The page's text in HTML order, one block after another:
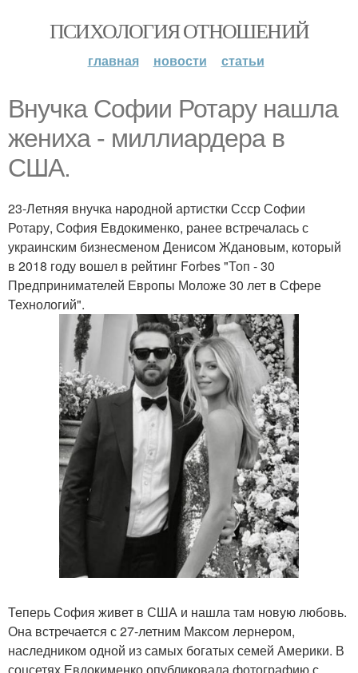
ПСИХОЛОГИЯ ОТНОШЕНИЙ
главная новости статьи
Внучка Софии Ротару нашла
жениха - миллиардера в
США.
23-Летняя внучка народной артистки Ссср Софии
Ротару, София Евдокименко, ранее встречалась с
украинским бизнесменом Денисом Ждановым, который
в 2018 году вошел в рейтинг Forbes "Топ - 30
Предпринимателей Европы Моложе 30 лет в Сфере
Технологий".
Теперь София живет в США и нашла там новую любовь.
Она встречается с 27-летним Максом лернером,
наследником одной из самых богатых семей Америки. В